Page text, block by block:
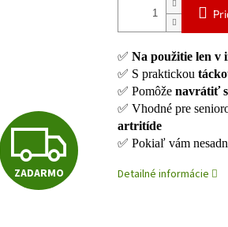
Z
A
ZADARMO
✅ Na použitie len v
✅ S praktickou
✅ Pomôže navrátiť
✅ Vhodné pre
artritíde
✅ Pokiaľ vám
Detailné informácie